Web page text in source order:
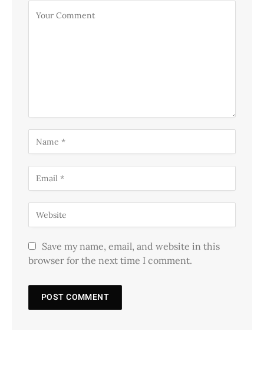
Save my name, email, and website in this
browser for the next time I comment.